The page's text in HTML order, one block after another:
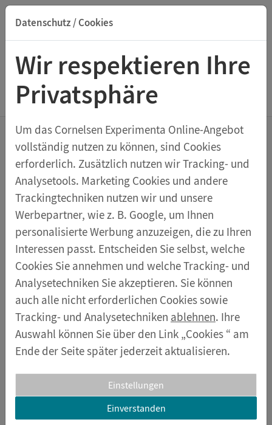
Datenschutz / Cookies
Wir respektieren Ihre
Privatsphäre
Um das Cornelsen Experimenta Online-Angebot
vollständig nutzen zu können, sind Cookies
erforderlich. Zusätzlich nutzen wir Tracking- und
Analysetools. Marketing Cookies und andere
Trackingtechniken nutzen wir und unsere
Werbepartner, wie z. B. Google, um Ihnen
personalisierte Werbung anzuzeigen, die zu Ihren
Interessen passt. Entscheiden Sie selbst, welche
Cookies Sie annehmen und welche Tracking- und
Analysetechniken Sie akzeptieren. Sie können
auch alle nicht erforderlichen Cookies sowie
Tracking- und Analysetechniken ablehnen. Ihre
Auswahl können Sie über den Link „Cookies “ am
Ende der Seite später jederzeit aktualisieren.
Einstellungen
Einverstanden
Suche nach Titel, ISBN, Webcode, Stichwort...
Menu Magnetismus
Magnet, AlNiCo, 23 mm, Nordpol
rot markiert